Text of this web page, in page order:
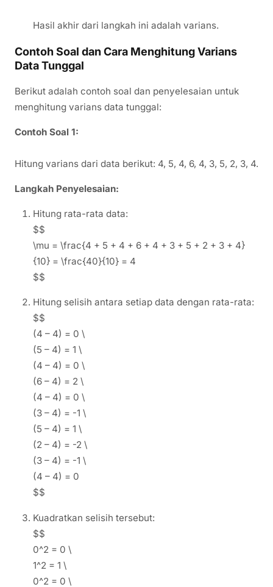
Hasil akhir dari langkah ini adalah varians.
Contoh Soal dan Cara Menghitung Varians
Data Tunggal
Berikut adalah contoh soal dan penyelesaian untuk
menghitung varians data tunggal:
Contoh Soal 1:
Hitung varians dari data berikut: 4, 5, 4, 6, 4, 3, 5, 2, 3, 4.
Langkah Penyelesaian:
Hitung rata-rata data:
$$
\mu = \frac{4 + 5 + 4 + 6 + 4 + 3 + 5 + 2 + 3 + 4}
{10} = \frac{40}{10} = 4
$$
Hitung selisih antara setiap data dengan rata-rata:
$$
(4 – 4) = 0 \
(5 – 4) = 1 \
(4 – 4) = 0 \
(6 – 4) = 2 \
(4 – 4) = 0 \
(3 – 4) = -1 \
(5 – 4) = 1 \
(2 – 4) = -2 \
(3 – 4) = -1 \
(4 – 4) = 0
$$
Kuadratkan selisih tersebut:
$$
0^2 = 0 \
1^2 = 1 \
0^2 = 0 \